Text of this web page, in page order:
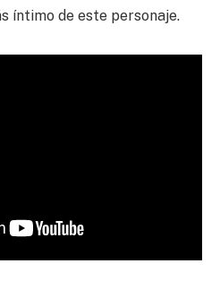
íntimo de este personaje.